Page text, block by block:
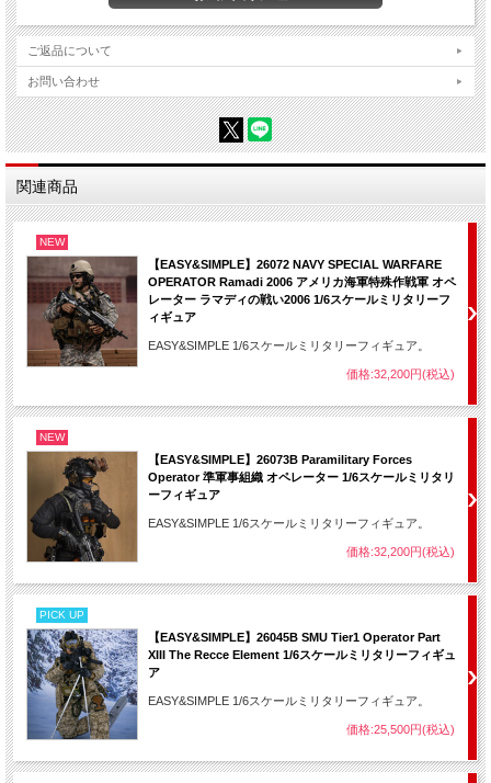
ご返品について
お問い合わせ
関連商品
NEW
【EASY&SIMPLE】26072 NAVY SPECIAL WARFARE
OPERATOR Ramadi 2006 アメリカ海軍特殊作戦軍 オペ
レーター ラマディの戦い2006 1/6スケールミリタリーフ
ィギュア
EASY&SIMPLE 1/6スケールミリタリーフィギュア。
価格:32,200円(税込)
NEW
【EASY&SIMPLE】26073B Paramilitary Forces
Operator 準軍事組織 オペレーター 1/6スケールミリタリ
ーフィギュア
EASY&SIMPLE 1/6スケールミリタリーフィギュア。
価格:32,200円(税込)
PICK UP
【EASY&SIMPLE】26045B SMU Tier1 Operator Part
XIII The Recce Element 1/6スケールミリタリーフィギュ
ア
EASY&SIMPLE 1/6スケールミリタリーフィギュア。
価格:25,500円(税込)